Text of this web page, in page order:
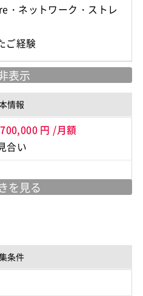
・ネットワーク・ストレ
ご経験
情報
700,000 円 /月額
合い
/フルリモート
条件